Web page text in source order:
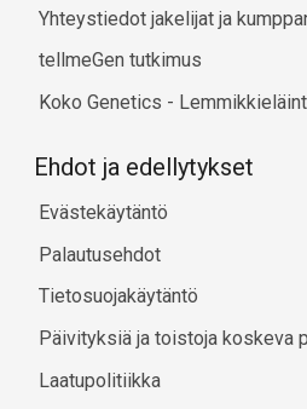
Yhteystiedot jakelijat ja
tellmeGen tutkimus
Koko Genetics -
Ehdot ja edellytykset
Evästekäytäntö
Palautusehdot
Tietosuojakäytäntö
Päivityksiä ja toistoja koskeva
Laatupolitiikka